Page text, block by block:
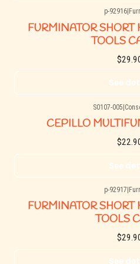
p-92916|
FURMINATOR
TOOLS
See
S0107-005|
CEPILLO
See
p-92917
FURMINATOR
TOOLS
See